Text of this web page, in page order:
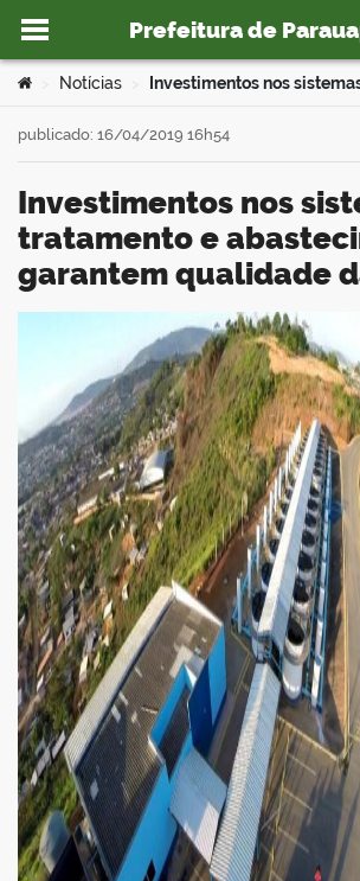
Ir para o conteúdo
Prefeitura de
portal
Você está aqui:
Notícias
Investimentos nos sistemas de
tratamento e
garantem qualidade
publicado: 16/04/2019 16h54